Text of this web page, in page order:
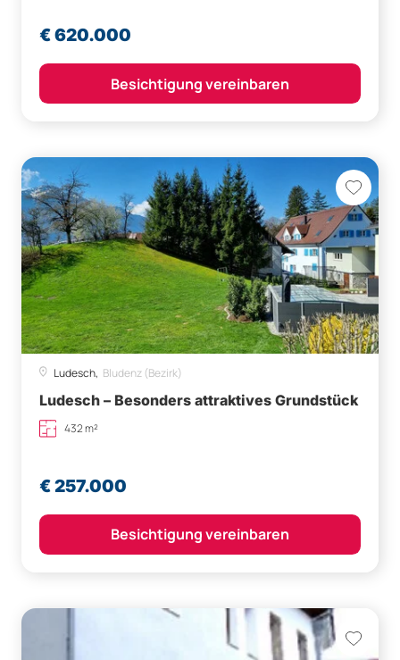
€ 620.000
Besichtigung vereinbaren
Ludesch, Bludenz (Bezirk)
Ludesch – Besonders attraktives Grundstück
432 m²
€ 257.000
Besichtigung vereinbaren